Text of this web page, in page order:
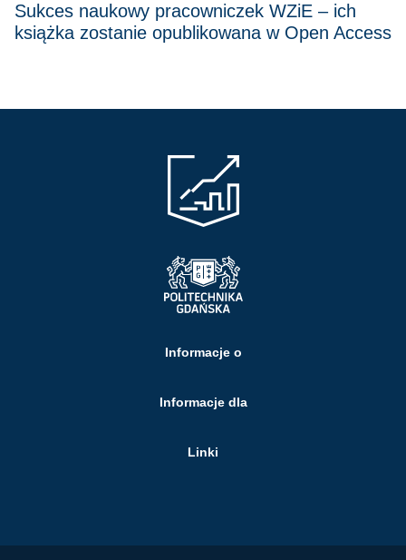
Sukces naukowy pracowniczek WZiE – ich
książka zostanie opublikowana w Open Access
Informacje o
Informacje dla
Linki